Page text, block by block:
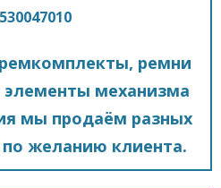
ремни
механизма
мы продаём разных
желанию клиента.